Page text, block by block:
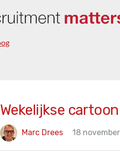
Wekelijkse cartoon
Marc Drees 18